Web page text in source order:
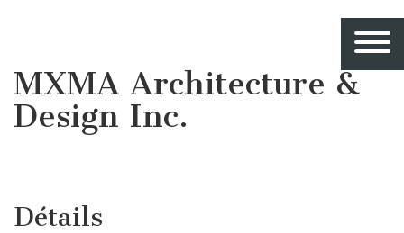
MXMA Architecture &
Design Inc.
Détails